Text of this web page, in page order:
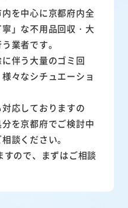
を中心に京都府内全
」な不用品回収・大
業者です。
伴う大量のゴミ回
々なシチュエーショ
応しておりますの
を京都府でご検討中
談ください。
ので、まずはご相談